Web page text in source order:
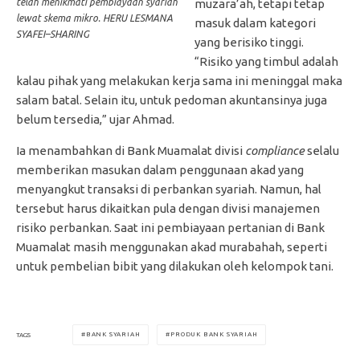
lewat skema mikro. HERU LESMANA
SYAFEI–SHARING
muzara’ah, tetapi tetap
masuk dalam kategori
yang berisiko tinggi.
“Risiko yang timbul adalah
kalau pihak yang melakukan kerja sama ini meninggal maka
salam batal. Selain itu, untuk pedoman akuntansinya juga
belum tersedia,” ujar Ahmad.
Ia menambahkan di Bank Muamalat divisi complianceselalu
memberikan masukan dalam penggunaan akad yang
menyangkut transaksi di perbankan syariah. Namun, hal
tersebut harus dikaitkan pula dengan divisi manajemen
risiko perbankan. Saat ini pembiayaan pertanian di Bank
Muamalat masih menggunakan akad murabahah, seperti
untuk pembelian bibit yang dilakukan oleh kelompok tani.
TAGS BANK SYARIAH PRODUK BANK SYARIAH